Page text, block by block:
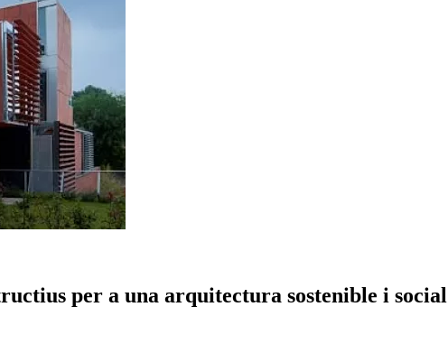
per a una arquitectura sostenible i social